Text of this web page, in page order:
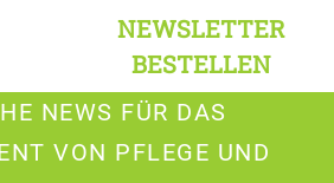
NEWSLETTER
BESTELLEN
NEWS FÜR DAS
VON PFLEGE UND